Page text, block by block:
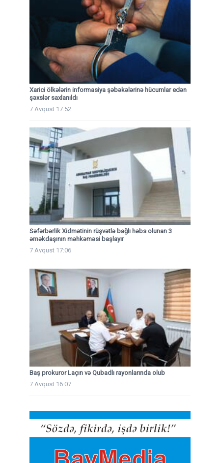
Xarici ölkələrin informasiya şəbəkələrinə hücumlar edən
şəxslər saxlanıldı
7 Avqust 17:52
Səfərbərlik Xidmətinin rüşvətlə bağlı həbs olunan 3
əməkdaşının məhkəməsi başlayır
7 Avqust 17:06
Baş prokuror Laçın və Qubadlı rayonlarında olub
7 Avqust 16:07